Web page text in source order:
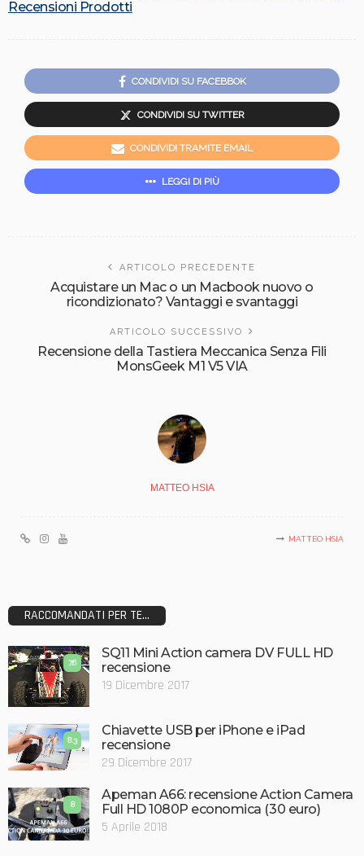
Recensioni Prodotti
CONDIVIDI SU FACEBBOK
CONDIVIDI SU TWITTER
CONDIVIDI TRAMITE EMAIL
LEGGI DI PIÙ
ARTICOLO PRECEDENTE
Acquistare un Mac o un Macbook nuovo o
ricondizionato? Vantaggi e svantaggi
ARTICOLO SUCCESSIVO
Recensione della Tastiera Meccanica Senza Fili
MonsGeek M1 V5 VIA
MATTEO HSIA
MATTEO HSIA
RACCOMANDATI PER TE...
7.6
SQ11 Mini Action camera DV FULL HD
recensione
19 Dicembre 2017
8.3
Chiavette USB per iPhone e iPad
recensione
29 Dicembre 2017
8
Apeman A66: recensione Action Camera
Full HD 1080P economica (30 euro)
5 Aprile 2018